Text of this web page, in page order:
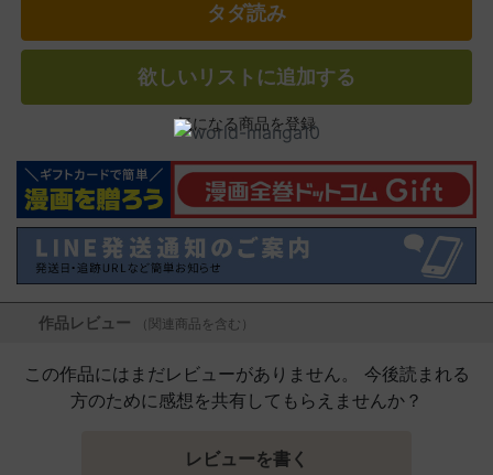
タダ読み
欲しいリストに追加する
気になる商品を登録
作品レビュー （関連商品を含む）
この作品にはまだレビューがありません。 今後読まれる
方のために感想を共有してもらえませんか？
レビューを書く